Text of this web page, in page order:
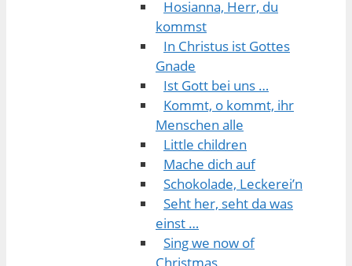
Hosianna, Herr, du
kommst
In Christus ist Gottes
Gnade
Ist Gott bei uns …
Kommt, o kommt, ihr
Menschen alle
Little children
Mache dich auf
Schokolade, Leckerei’n
Seht her, seht da was
einst …
Sing we now of
Christmas